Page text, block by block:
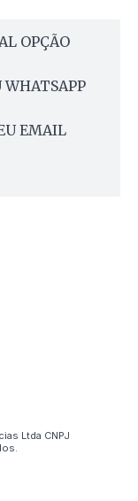
OPÇÃO
WHATSAPP
EMAIL
Ltda CNPJ